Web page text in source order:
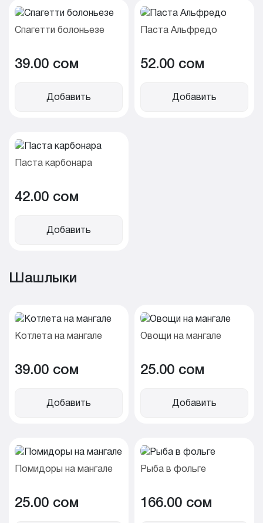
Спагетти болоньезе
39.00 cом
Добавить
Паста Альфредо
52.00 cом
Добавить
Паста карбонара
42.00 cом
Добавить
Шашлыки
Котлета на мангале
39.00 cом
Добавить
Овощи на мангале
25.00 cом
Добавить
Помидоры на мангале
25.00 cом
Рыба в фольге
166.00 cом